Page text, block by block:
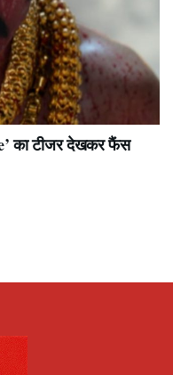
का टीजर देखकर फैंस